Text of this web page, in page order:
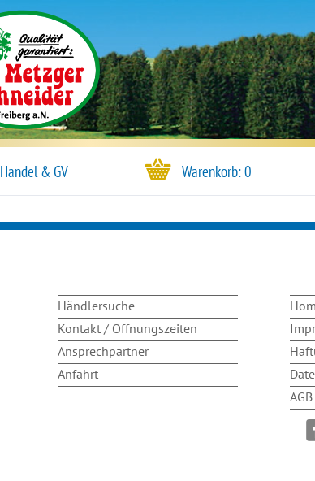
überspringen
Handel & GV Warenkorb:0
Navigation
überspringen
Händlersuche
Kontakt / Öffnungszeiten
Ansprechpartner
Anfahrt